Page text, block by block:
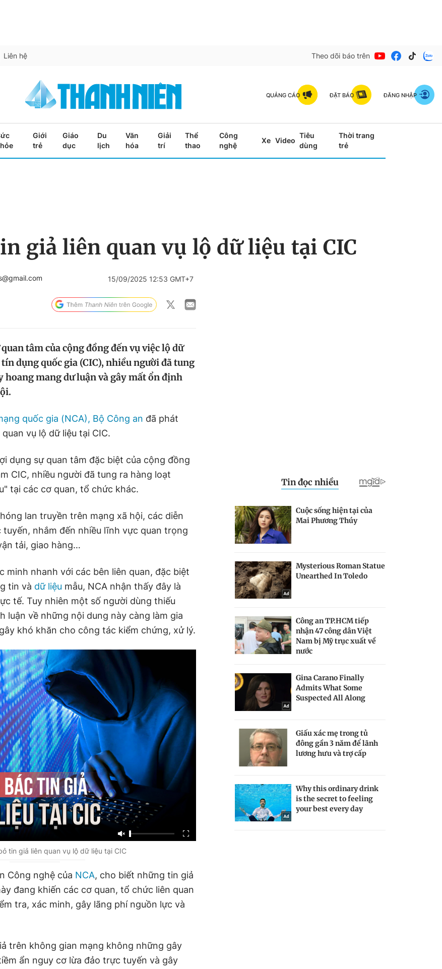
Liên hệ Theo dõi báo trên
QUẢNG CÁO ĐẶT BÁO ĐĂNG NHẬP
Giới
trẻ
Giáo
dục
Du
lịch
Văn
hóa
Giải
trí
Thể
thao
Công
nghệ
Xe Video
Tiêu
dùng
Thời trang
trẻ
giả liên quan vụ lộ dữ liệu tại CIC
15/09/2025 12:53 GMT+7
tâm của cộng đồng đến vụ việc lộ dữ
dụng quốc gia (CIC), nhiều người đã tung
hoang mang dư luận và gây mất ổn định
quốc gia (NCA), Bộ Công an đã phát
vụ lộ dữ liệu tại CIC.
dụng sự quan tâm đặc biệt của cộng đồng
CIC, nhiều người đã tung ra hàng loạt
tại các cơ quan, tổ chức khác.
lan truyền trên mạng xã hội, các diễn
nhắm đến nhiều lĩnh vực quan trọng
tải, giao hàng…
minh nhanh với các bên liên quan, đặc biệt
tin và dữ liệu mẫu, NCA nhận thấy đây là
tế. Tuy nhiên một số người dùng thiếu
luận về những nội dung này càng làm gia
khó khăn cho công tác kiểm chứng, xử lý.
tin giả liên quan vụ lộ dữ liệu tại CIC
Công nghệ của NCA, cho biết những tin giả
đang khiến các cơ quan, tổ chức liên quan
tra, xác minh, gây lãng phí nguồn lực và
trên không gian mạng không những gây
ẩn nguy cơ lừa đảo trực tuyến và gây